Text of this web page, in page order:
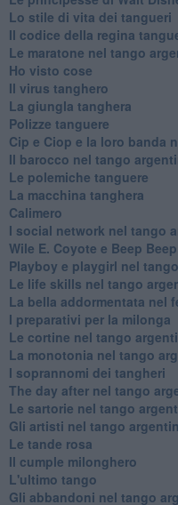
Lo stile di vita dei tangueri
Il codice della regina
Le maratone nel tango
Ho visto cose
Il virus tanghero
La giungla tanghera
Polizze tanguere
Cip e Ciop e la loro banda
Il barocco nel tango
Le polemiche tanguere
La macchina tanghera
Calimero
​I social network nel tango
Wile E. Coyote e Beep Beep
Playboy e playgirl nel
Le life skills nel tango
La bella addormentata nel
I preparativi per la milonga
Le cortine nel tango
La monotonia nel tango
I soprannomi dei tangheri
The day after nel tango
Le sartorie nel tango
Gli artisti nel tango
Le tande rosa
Il cumple milonghero
L'ultimo tango
Gli abbandoni nel tango